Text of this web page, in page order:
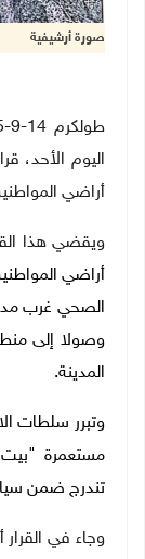
صورة أرشيفية
أراضي
ويقضي هذا
أراضي
وصولا إلى
المدينة.
وتبرر سلطات
مستعمرة
تندرج ضمن